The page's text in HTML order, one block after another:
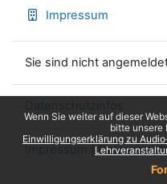
Wenn Sie weiter auf dieser
bitte unsere
Einwilligungserklärung zu
Impressum
Sie sind nicht
Datenschutzinfos
Impressum |